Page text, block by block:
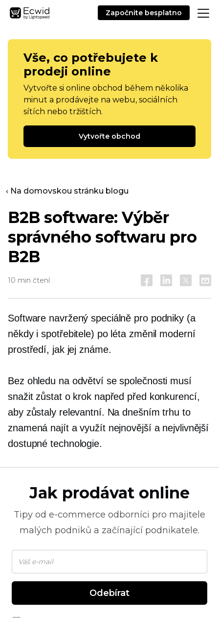
Započnite besplatno
Vše, co potřebujete k
prodeji online
Vytvořte si online obchod během několika
minut a prodávejte na webu, sociálních
sítích nebo tržištích.
Vytvořte obchod
‹ Na domovskou stránku blogu
B2B software: Výběr
správného softwaru pro
B2B
10 min čtení
Software navržený speciálně pro podniky (a
někdy i spotřebitele) po léta změnil moderní
prostředí, jak jej známe.
Bez ohledu na odvětví se společnosti musí
snažit zůstat o krok napřed před konkurencí,
aby zůstaly relevantní. Na dnešním trhu to
znamená najít a využít nejnovější a nejvlivnější
dostupné technologie.
Jak prodávat online
Tipy od e-commerce odborníci pro majitele
malých podniků a začínající podnikatele.
Odebírat